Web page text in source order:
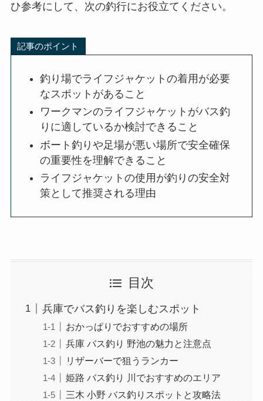
ひ参考にして、次の釣行にお役立てください。
記事のポイント
釣り場でライフジャケットの着用が必要
なスポットがあること
ワークマンのライフジャケットがバス釣
りに適しているか検討できること
ボート釣りや足場が悪い場所で安全確保
の重要性を理解できること
ライフジャケットの使用が釣りの安全対
策として推奨される理由
目次
兵庫でバス釣りを楽しむスポット
おかっぱりでおすすめの場所
兵庫 バス釣り 野池の魅力と注意点
リザーバーで狙うランカー
姫路 バス釣り 川でおすすめのエリア
三木 小野 バス釣りスポットと攻略法